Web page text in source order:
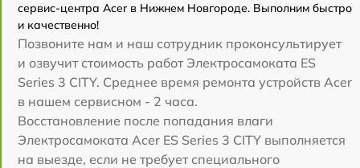
сервис-центра Acer в Нижнем Новгороде. Выполним быстро
и качественно!
Позвоните нам и наш сотрудник проконсультирует
и озвучит стоимость работ Электросамоката ES
Series 3 CITY. Среднее время ремонта устройств Acer
в нашем сервисном - 2 часа.
Восстановление после попадания влаги
Электросамоката Acer ES Series 3 CITY выполняется
на выезде, если не требует специального